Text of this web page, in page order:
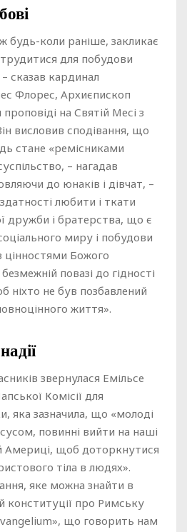
будь-коли раніше, закликає
для побудови
– сказав кардинал
Флорес, Архиєпископ
на Святій Месі з
висловив сподівання, що
стане «ремісниками
– нагадав
до юнаків і дівчат, –
любити і ткати
дружби і братерства, що є
миру і побудови
цінностями Божого
повазі до гідності
ніхто не був позбавлений
життя».
звернулася Емільсе
Комісії для
яка зазначила, що «молоді
повинні вийти на наші
Америці, щоб доторкнутися
тіла в людях».
яке можна знайти в
конституції про Римську
що говорить нам